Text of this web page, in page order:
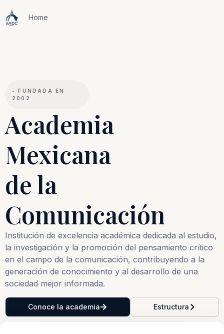
Home
•
FUNDADA EN
2002
Academia
Mexicana
de la
Comunicación
Institución de excelencia académica dedicada al estudio,
la investigación y la promoción del pensamiento crítico
en el campo de la comunicación, contribuyendo a la
generación de conocimiento y al desarrollo de una
sociedad mejor informada.
Conoce la academia Estructura